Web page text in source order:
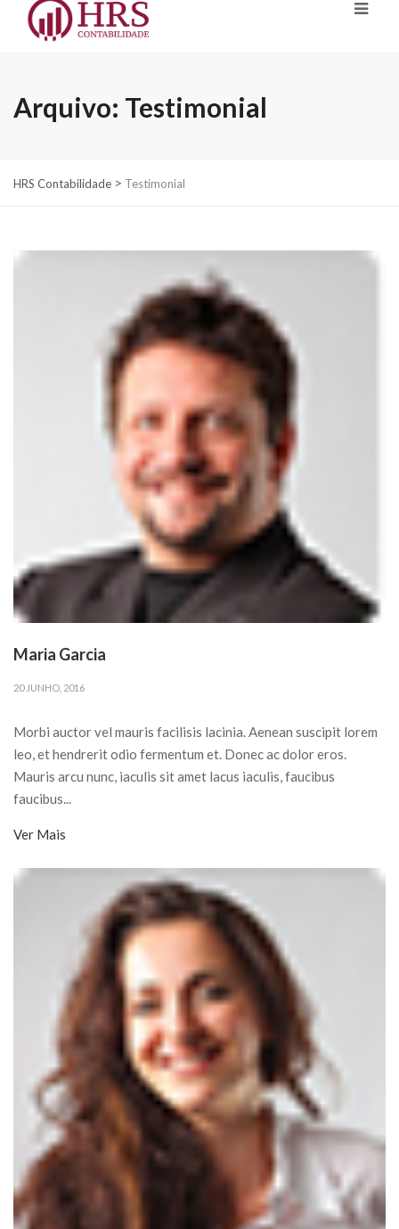
Arquivo: Testimonial
HRS Contabilidade > Testimonial
Maria Garcia
20 JUNHO, 2016
Morbi auctor vel mauris facilisis lacinia. Aenean suscipit lorem
leo, et hendrerit odio fermentum et. Donec ac dolor eros.
Mauris arcu nunc, iaculis sit amet lacus iaculis, faucibus
faucibus...
Ver Mais